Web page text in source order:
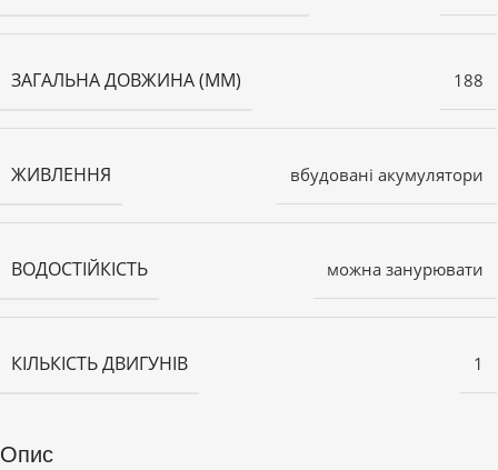
ЗАГАЛЬНА ДОВЖИНА (ММ) 188
ЖИВЛЕННЯ вбудовані акумулятори
ВОДОСТІЙКІСТЬ можна занурювати
КІЛЬКІСТЬ ДВИГУНІВ 1
Опис